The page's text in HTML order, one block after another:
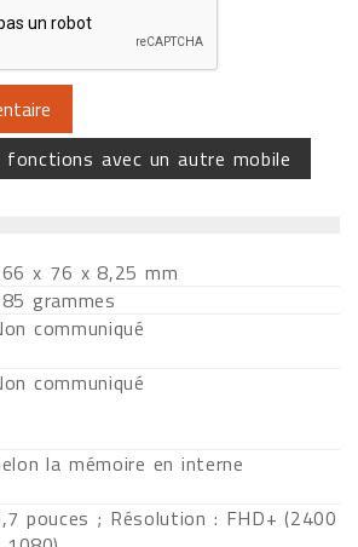
fonctions avec un autre mobile
x 76 x 8,25 mm
grammes
communiqué
communiqué
la mémoire en interne
pouces ; Résolution : FHD+ (2400